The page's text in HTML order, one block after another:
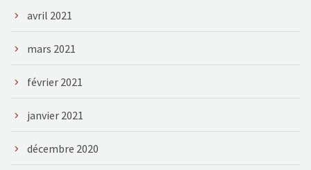
avril 2021
mars 2021
février 2021
janvier 2021
décembre 2020